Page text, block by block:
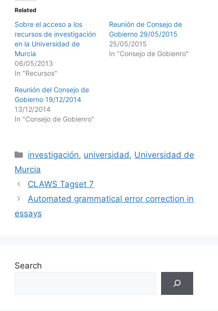
Related
Sobre el acceso a los
recursos de investigación
en la Universidad de
Murcia
06/05/2013
In "Recursos"
Reunión de Consejo de
Gobierno 29/05/2015
25/05/2015
In "Consejo de Gobienro"
Reunión del Consejo de
Gobierno 19/12/2014
13/12/2014
In "Consejo de Gobienro"
Categories
investigación, universidad , Universidad de
Murcia
CLAWS Tagset 7
Automated grammatical error correction in
essays
Search